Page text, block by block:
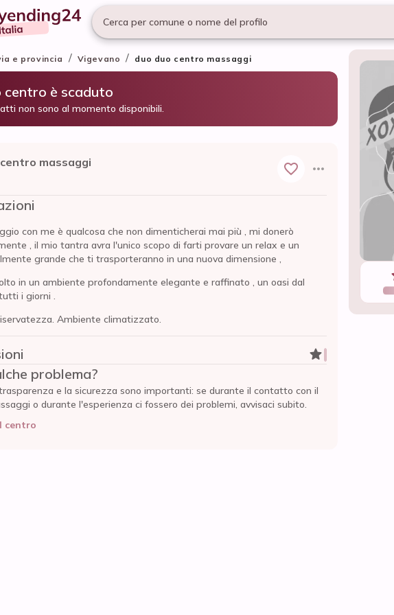
Cerca per comune o nome del profilo
e provincia / Vigevano / duo duo centro massaggi
centro è scaduto
non sono al momento disponibili.
massaggi
con me è qualcosa che non dimenticherai mai più , mi donerò
, il mio tantra avra l'unico scopo di farti provare un relax e un
grande che ti trasporteranno in una nuova dimensione ,
in un ambiente profondamente elegante e raffinato , un oasi dal
i giorni .
Ambiente climatizzato.
problema?
e la sicurezza sono importanti: se durante il contatto con il
o durante l'esperienza ci fossero dei problemi, avvisaci subito.
centro